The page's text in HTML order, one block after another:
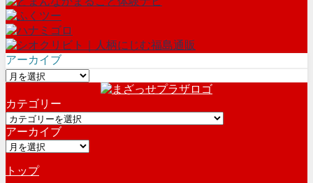
アーカイブ
ア
カ
イ
ブ
カテゴリー
カ
テ
ゴ
ー
アーカイブ
ア
カトップ